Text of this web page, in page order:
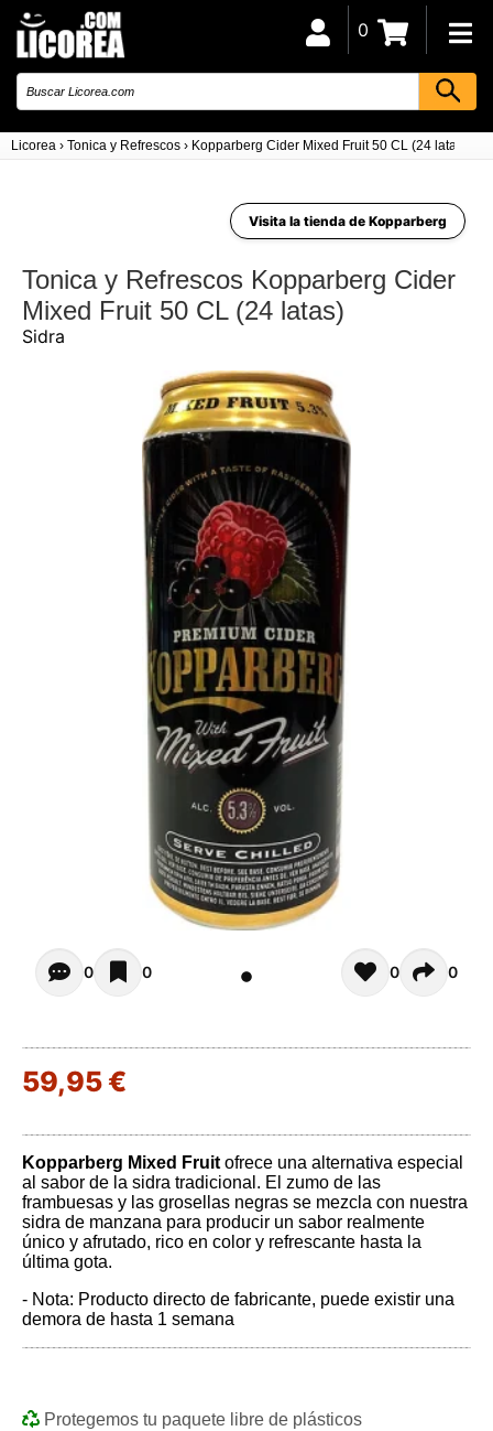
Licorea › Tonica y Refrescos › Kopparberg Cider Mixed Fruit 50 CL (24 latas)
0
Visita la tienda de Kopparberg
Tonica y Refrescos Kopparberg Cider
Mixed Fruit 50 CL (24 latas)
Sidra
Opiniones de clientes - Actualmente no hay
0 0 0 0
59,95 €
Kopparberg Mixed Fruit ofrece una alternativa especial
al sabor de la sidra tradicional. El zumo de las
frambuesas y las grosellas negras se mezcla con nuestra
sidra de manzana para producir un sabor realmente
único y afrutado, rico en color y refrescante hasta la
última gota.
- Nota: Producto directo de fabricante, puede existir una
demora de hasta 1 semana
Protegemos tu paquete libre de plásticos